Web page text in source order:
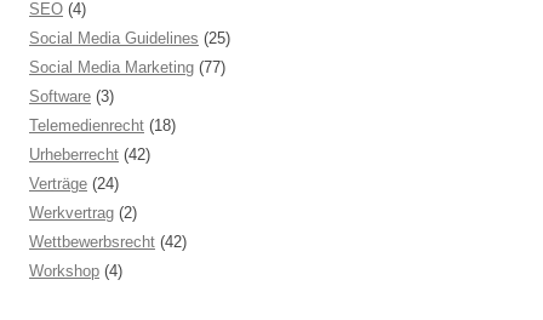
SEO (4)
Social Media Guidelines (25)
Social Media Marketing (77)
Software (3)
Telemedienrecht (18)
Urheberrecht (42)
Verträge (24)
Werkvertrag (2)
Wettbewerbsrecht (42)
Workshop (4)